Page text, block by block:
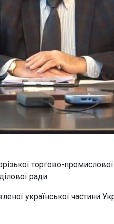
торгово-промислової
ради.
української частини